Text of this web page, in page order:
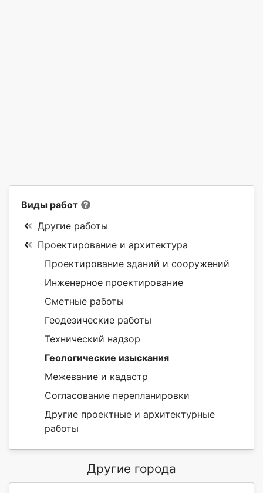
Виды работ
Другие работы
Проектирование и архитектура
Проектирование зданий и сооружений
Инженерное проектирование
Сметные работы
Геодезические работы
Технический надзор
Геологические изыскания
Межевание и кадастр
Согласование перепланировки
Другие проектные и архитектурные
работы
Другие города